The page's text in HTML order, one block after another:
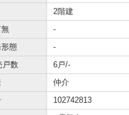
2階建
-
態
-
戸数
6戸/-
仲介
102742813